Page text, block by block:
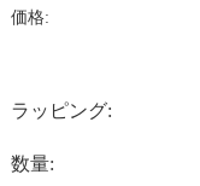
価格:
ラッピング:
数量: